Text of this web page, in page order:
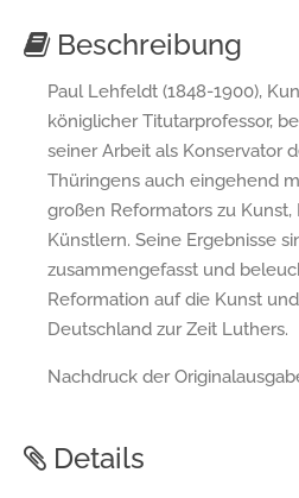
Beschreibung
Paul Lehfeldt (1848-1900),
königlicher Titutarprofessor,
seiner Arbeit als Konservator
Thüringens auch eingehend
großen Reformators zu
Künstlern. Seine Ergebnisse
zusammengefasst und
Reformation auf die Kunst
Deutschland zur Zeit Luthers.
Nachdruck der
Details